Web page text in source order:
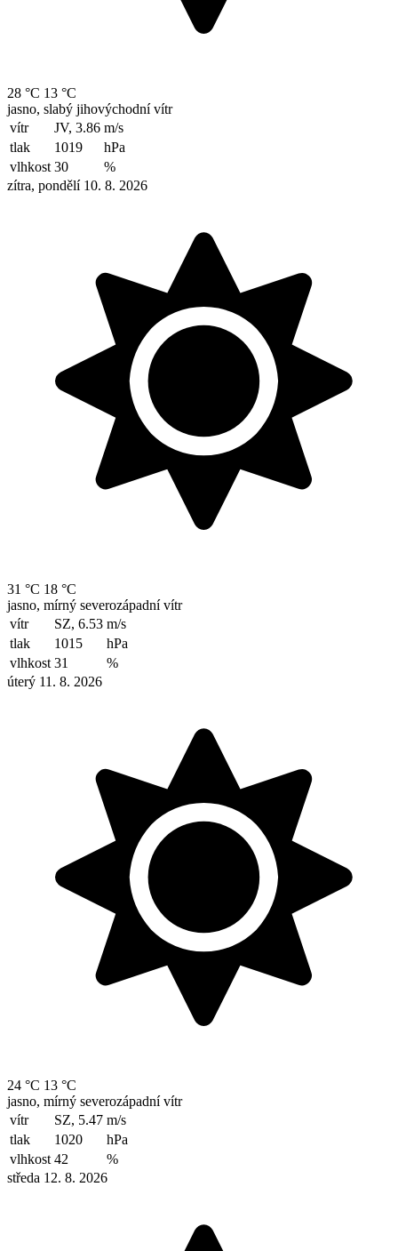
28 °C 13 °C
jasno, slabý jihovýchodní vítr
vítr
JV, 3.86 m/s
tlak
1019
hPa
vlhkost 30
%
zítra, pondělí 10. 8. 2026
31 °C 18 °C
jasno, mírný severozápadní vítr
vítr
SZ, 6.53 m/s
tlak
1015
hPa
vlhkost 31
%
úterý 11. 8. 2026
24 °C 13 °C
jasno, mírný severozápadní vítr
vítr
SZ, 5.47 m/s
tlak
1020
hPa
vlhkost 42
%
středa 12. 8. 2026